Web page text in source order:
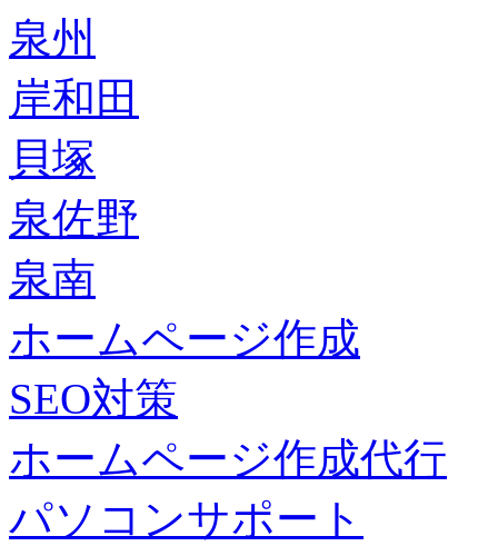
泉州
岸和田
貝塚
泉佐野
泉南
ホームページ作成
SEO対策
ホームページ作成代行
パソコンサポート